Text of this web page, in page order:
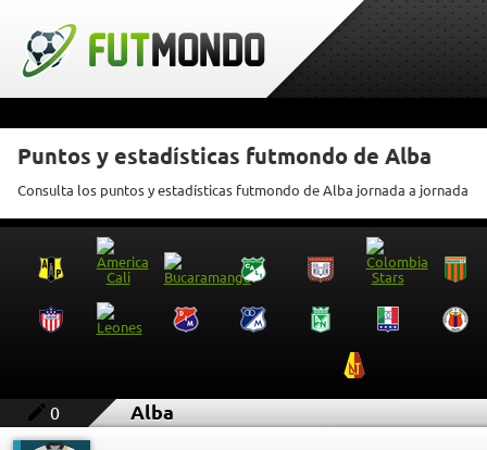
Puntos y estadísticas futmondo de Alba
Consulta los puntos y estadísticas futmondo de Alba jornada a jornada
0 Alba